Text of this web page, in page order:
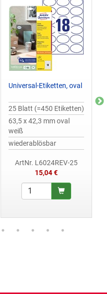
Universal-Etiketten, oval
25 Blatt (=450 Etiketten)
63,5 x 42,3 mm oval
weiß
wiederablösbar
ArtNr. L6024REV-25
15,04 €